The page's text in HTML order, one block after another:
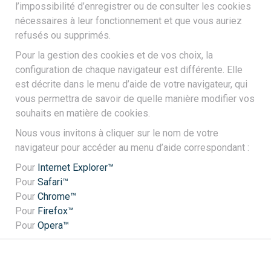
l’impossibilité d’enregistrer ou de consulter les cookies
nécessaires à leur fonctionnement et que vous auriez
refusés ou supprimés.
Pour la gestion des cookies et de vos choix, la
configuration de chaque navigateur est différente. Elle
est décrite dans le menu d’aide de votre navigateur, qui
vous permettra de savoir de quelle manière modifier vos
souhaits en matière de cookies.
Nous vous invitons à cliquer sur le nom de votre
navigateur pour accéder au menu d’aide correspondant :
Pour Internet Explorer™
Pour Safari™
Pour Chrome™
Pour Firefox™
Pour Opera™